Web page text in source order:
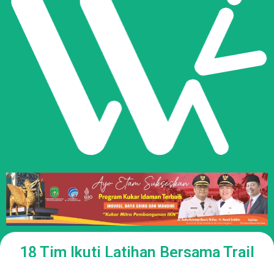
18 Tim Ikuti Latihan Bersama Trail